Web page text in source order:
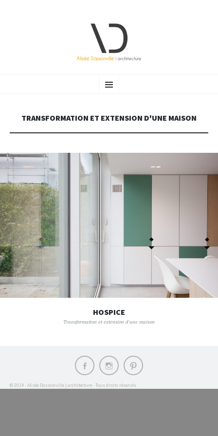
ALIZÉE DASSONVILLE |
durable.
TRANSFORMATION ET EXTENSION D'UNE MAISON
HOSPICE
Transformation et extension d'une maison
Élément
du
menu
Élément
du
menu
Élément
du
menu
© 2014 - Alizée Dassonville | architecture - Tous droits réservés